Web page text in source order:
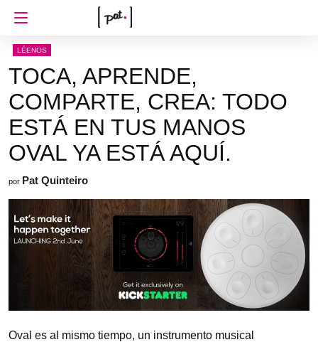
LÉENOS
TOCA, APRENDE,
COMPARTE, CREA: TODO
ESTÁ EN TUS MANOS
OVAL YA ESTÁ AQUÍ.
por Pat Quinteiro
Oval es al mismo tiempo, un instrumento musical